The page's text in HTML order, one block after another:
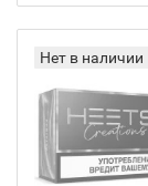
Нет в наличии